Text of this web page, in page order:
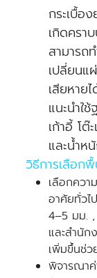
กระเบื้อ
เกิดครา
สามารถ
เปลี่ยนแ
เสียหาย
แนะนำใ
เก้าอี้ โ
และน้ำห
วิธีการเลือก
เลือกควา
อาศัยทั่วไ
4–5 มม. ,
และสำนั
เพิ่มขึ้นช่ว
พิจารณา